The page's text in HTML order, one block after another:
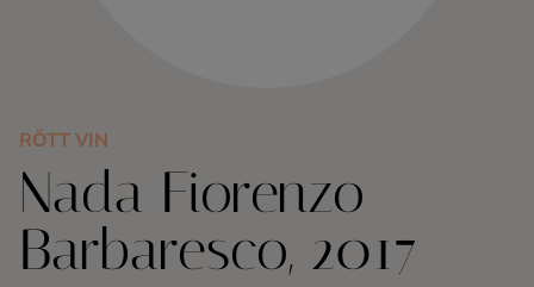
Konjak
Likör
Rom
RÖTT VIN
Nada Fiorenzo
Barbaresco, 2017